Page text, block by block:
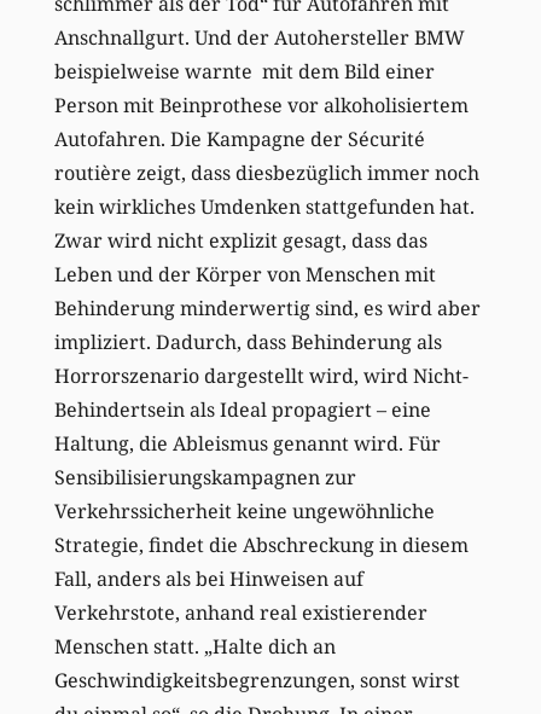
Anschnallgurt. Und der Autohersteller BMW
beispielweise warnte mit dem Bild einer
Person mit Beinprothese vor alkoholisiertem
Autofahren. Die Kampagne der Sécurité
routière zeigt, dass diesbezüglich immer noch
kein wirkliches Umdenken stattgefunden hat.
Zwar wird nicht explizit gesagt, dass das
Leben und der Körper von Menschen mit
Behinderung minderwertig sind, es wird aber
impliziert. Dadurch, dass Behinderung als
Horrorszenario dargestellt wird, wird Nicht-
Behindertsein als Ideal propagiert – eine
Haltung, die Ableismus genannt wird. Für
Sensibilisierungskampagnen zur
Verkehrssicherheit keine ungewöhnliche
Strategie, findet die Abschreckung in diesem
Fall, anders als bei Hinweisen auf
Verkehrstote, anhand real existierender
Menschen statt. „Halte dich an
Geschwindigkeitsbegrenzungen, sonst wirst